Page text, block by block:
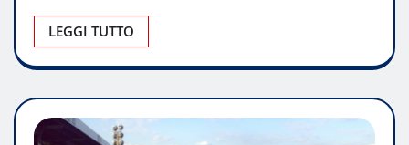
LEGGI TUTTO